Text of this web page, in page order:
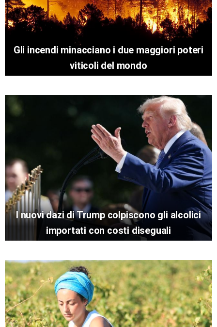
Gli incendi minacciano i due maggiori poteri
viticoli del mondo
I nuovi dazi di Trump colpiscono gli alcolici
importati con costi diseguali